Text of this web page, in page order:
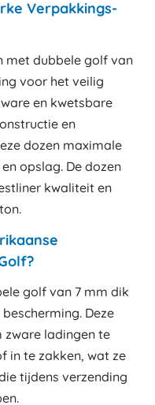
Verpakkings-
met dubbele golf van
voor het veilig
en kwetsbare
en
dozen maximale
opslag. De dozen
kwaliteit en
golf van 7 mm dik
Deze
zware ladingen te
in te zakken, wat ze
tijdens verzending